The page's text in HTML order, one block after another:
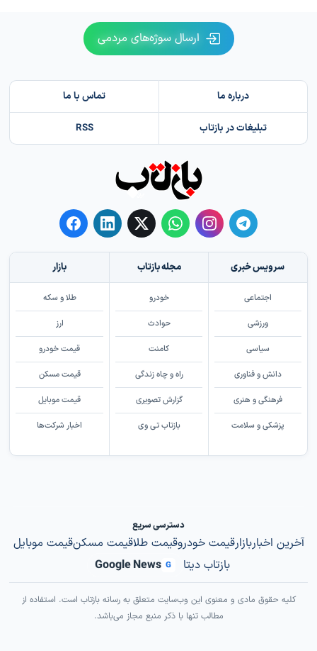
ارسال سوژه‌های مردمی
درباره ما تماس با ما
تبلیغات در بازتاب RSS
سرویس خبری
اجتماعی
ورزشی
سیاسی
دانش و فناوری
فرهنگی و هنری
پزشکی و سلامت
مجله بازتاب
خودرو
حوادث
کامنت
راه و چاه زندگی
گزارش تصویری
بازتاب تی وی
بازار
طلا و سکه
ارز
قیمت خودرو
قیمت مسکن
قیمت موبایل
اخبار شرکت‌ها
دسترسی سریع
آخرین اخباربازارقیمت خودروقیمت طلاقیمت مسکنقیمت موبایل
بازتاب دیتا
G
Google News
کلیه حقوق مادی و معنوی این وب‌سایت متعلق به رسانه بازتاب است. استفاده از
مطالب تنها با ذکر منبع مجاز می‌باشد.